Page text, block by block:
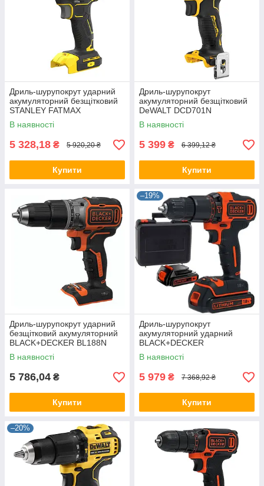
Дриль-шурупокрут ударний
акумуляторний безщітковий
STANLEY FATMAX
SFMCD721B
В наявності
5 328,18 ₴ 5 920,20 ₴
Купити
Дриль-шурупокрут
акумуляторний безщітковий
DeWALT DCD701N
В наявності
5 399 ₴ 6 399,12 ₴
Купити
Дриль-шурупокрут ударний
безщітковий акумуляторний
BLACK+DECKER BL188N
В наявності
5 786,04 ₴
Купити
–19%
Дриль-шурупокрут
акумуляторний ударний
BLACK+DECKER
BDCHD18KB
В наявності
5 979 ₴ 7 368,92 ₴
Купити
–20%